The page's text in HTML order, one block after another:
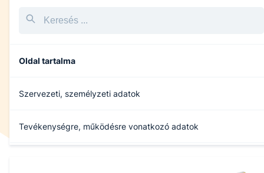
Oldal tartalma
Szervezeti, személyzeti adatok
Tevékenységre, működésre vonatkozó adatok